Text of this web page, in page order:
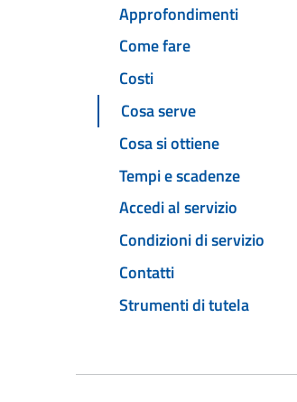
Approfondimenti
Come fare
Costi
Cosa serve
Cosa si ottiene
Tempi e scadenze
Accedi al servizio
Condizioni di servizio
Contatti
Strumenti di tutela